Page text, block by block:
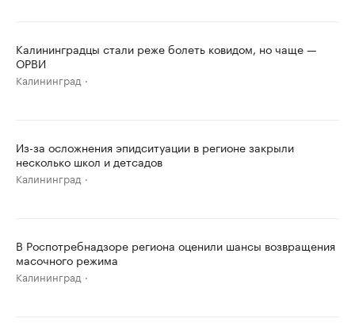
Калининградцы стали реже болеть ковидом, но чаще —
ОРВИ
Калининград
Из-за осложнения эпидситуации в регионе закрыли
несколько школ и детсадов
Калининград
В Роспотребнадзоре региона оценили шансы возвращения
масочного режима
Калининград